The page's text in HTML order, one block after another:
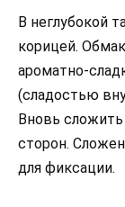
В неглубокой
корицей.
ароматно-
(сладостью
Вновь
сторон.
для фиксации.